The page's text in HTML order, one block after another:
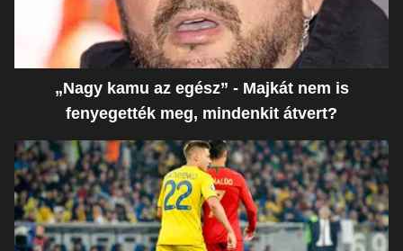
„Nagy kamu az egész” - Majkát nem is
fenyegették meg, mindenkit átvert?